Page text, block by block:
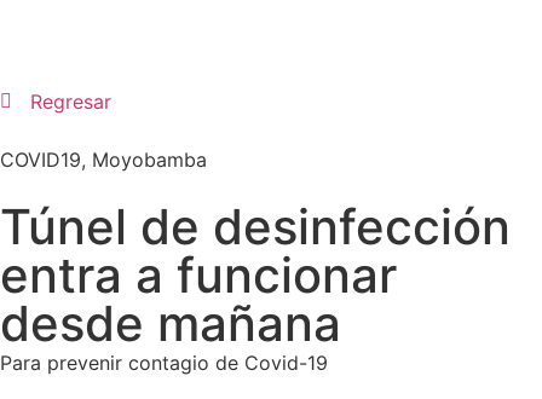
Regresar
COVID19, Moyobamba
Túnel de desinfección
entra a funcionar
desde mañana
Para prevenir contagio de Covid-19